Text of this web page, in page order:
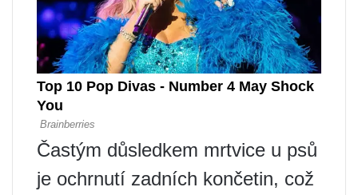
Častým důsledkem mrtvice u psů
je ochrnutí zadních končetin, což